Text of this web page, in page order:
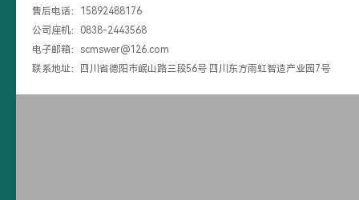
售后电话：15892488176
公司座机：0838-2443568
电子邮箱：scmswer@126.com
联系地址：四川省德阳市岷山路三段56号 四川东方雨虹智造产业园7号